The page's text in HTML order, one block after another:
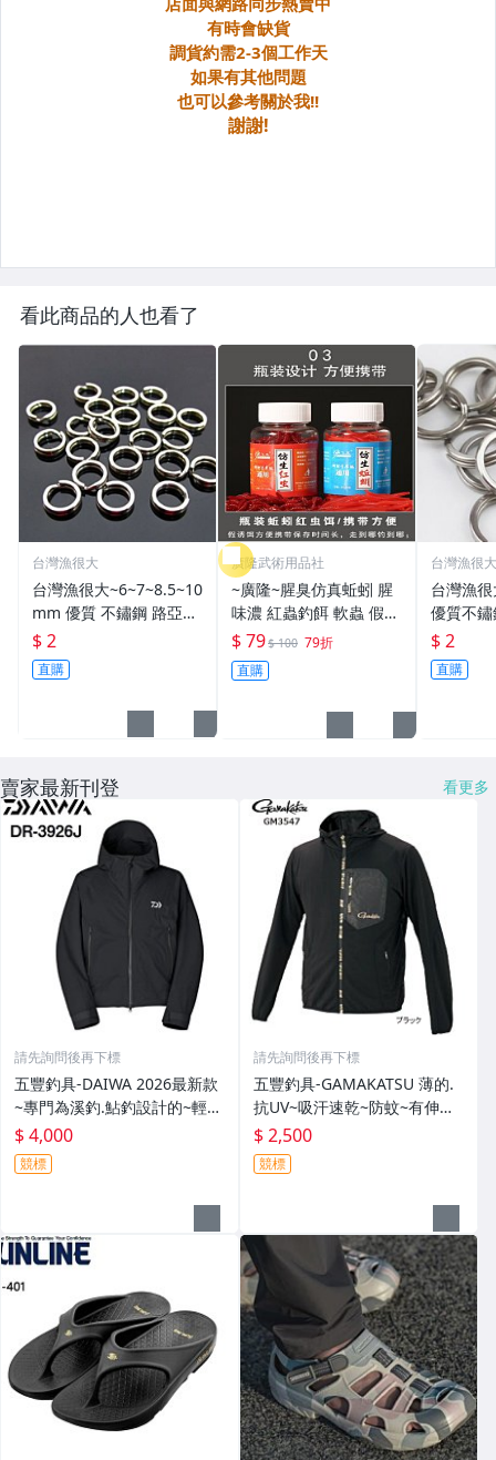
看此商品的人也看了
台灣漁很大
台灣漁很大~6~7~8.5~10
mm 優質 不鏽鋼 路亞環
S型開口 扁平 打扁 打平
$ 2
直購
廣隆武術用品社
~廣隆~腥臭仿真蚯蚓 腥
味濃 紅蟲釣餌 軟蟲 假蚯
蚓 海魚餌 紅蟲 路亞餌
假餌 誘餌 仿生餌 擬餌
路亞軟餌
$ 79$ 100 79折
直購
台灣漁很大
台灣漁
優質不
平 打扁 打平
雙環 路亞
路亞環
$ 2
直購
賣家最新刊登 看更多
請先詢問後再下標
五豐釣具-DAIWA 2026最新款
~專門為溪釣.鮎釣設計的~輕
便.薄的短版防水雨衣DR-3926J
外套特價4000元
$ 4,000
競標
請先詢問後再下標
五豐釣具-GAMAKATSU 薄的.
抗UV~吸汗速乾~防蚊~有伸縮
彈性付帽防曬外套 GM-3547
特價2000元
$ 2,500
競標